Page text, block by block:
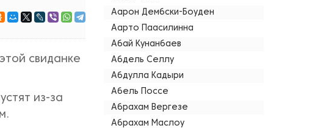
свиданке
из-за
Аарон Дембски-Боуден
Аарто Паасилинна
Абай Кунанбаев
Абдель Селлу
Абдулла Кадыри
Абель Поссе
Абрахам Вергезе
Абрахам Маслоу